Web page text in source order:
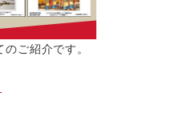
ご紹介です。